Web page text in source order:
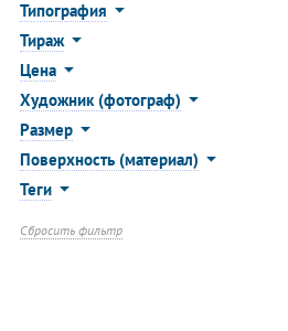
Типография
Тираж
Цена
Художник (фотограф)
Размер
Поверхность (материал)
Теги
Сбросить фильтр